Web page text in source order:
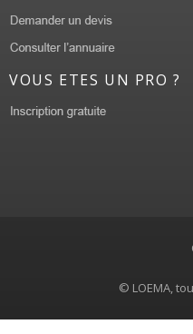
VOUS ETES UN PRO ?
© LOEMA,